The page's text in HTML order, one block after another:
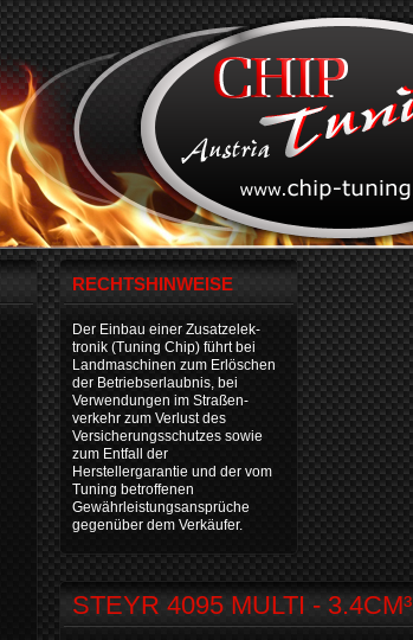
RECHTSHINWEISE
Der Einbau einer Zusatzelek-
tronik (Tuning Chip) führt bei
Landmaschinen zum Erlöschen
der Betriebserlaubnis, bei
Verwendungen im Straßen-
verkehr zum Verlust des
Versicherungsschutzes sowie
zum Entfall der
Herstellergarantie und der vom
Tuning betroffenen
Gewährleistungsansprüche
gegenüber dem Verkäufer.
STEYR 4095 MULTI - 3.4CM³